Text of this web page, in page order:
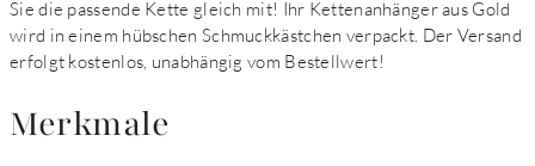
Sie die passende Kette gleich mit! Ihr Kettenanhänger aus Gold
wird in einem hübschen Schmuckkästchen verpackt. Der Versand
erfolgt kostenlos, unabhängig vom Bestellwert!
Merkmale